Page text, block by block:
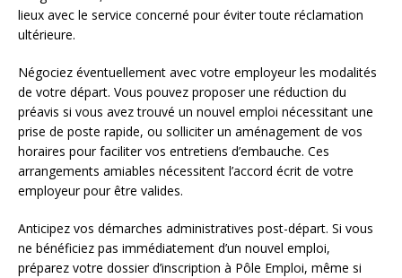
lieux avec le service concerné pour éviter toute réclamation
ultérieure.
Négociez éventuellement avec votre employeur les modalités
de votre départ. Vous pouvez proposer une réduction du
préavis si vous avez trouvé un nouvel emploi nécessitant une
prise de poste rapide, ou solliciter un aménagement de vos
horaires pour faciliter vos entretiens d’embauche. Ces
arrangements amiables nécessitent l’accord écrit de votre
employeur pour être valides.
Anticipez vos démarches administratives post-départ. Si vous
ne bénéficiez pas immédiatement d’un nouvel emploi,
préparez votre dossier d’inscription à Pôle Emploi, même si